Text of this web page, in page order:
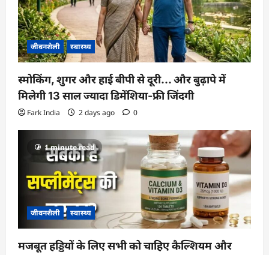
जीवनशैली स्वास्थ्य
स्मोकिंग, शुगर और हाई बीपी से दूरी… और बुढ़ापे में
मिलेगी 13 साल ज्यादा डिमेंशिया-फ्री जिंदगी
Fark India 2 days ago 0
1 minute read
जीवनशैली स्वास्थ्य
मजबूत हड्डियों के लिए सभी को चाहिए कैल्शियम और